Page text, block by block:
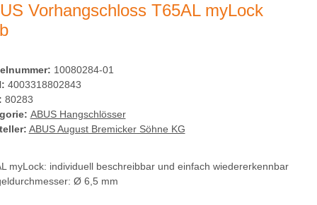
Vorhangschloss T65AL myLock
10080284-01
4003318802843
80283
ABUS Hangschlösser
ABUS August Bremicker Söhne KG
myLock: individuell beschreibbar und einfach wiedererkennbar
Ø 6,5 mm